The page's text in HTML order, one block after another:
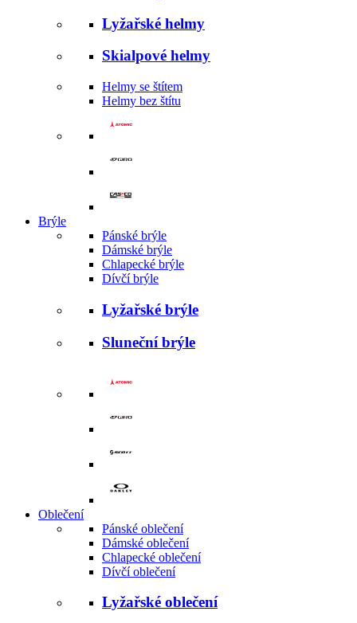
Lyžařské helmy
Skialpové helmy
Helmy se štítem
Helmy bez štítu
Brýle
Pánské brýle
Dámské brýle
Chlapecké brýle
Dívčí brýle
Lyžařské brýle
Sluneční brýle
Oblečení
Pánské oblečení
Dámské oblečení
Chlapecké oblečení
Dívčí oblečení
Lyžařské oblečení